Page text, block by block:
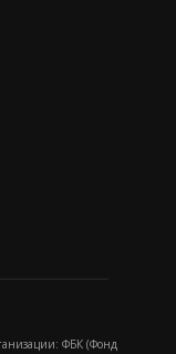
ФБК (Фонд